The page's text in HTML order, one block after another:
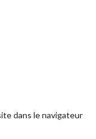
dans le navigateur